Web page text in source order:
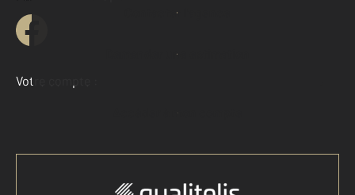
Contacter l'agence
Demander une estimation
Votre compte :
Accéder à mon compte